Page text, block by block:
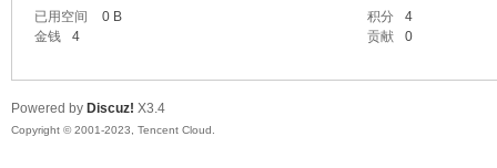
已用空间
0 B 积分
4
金钱
4 贡献 0
Powered by Discuz! X3.4
Copyright © 2001-2023, Tencent Cloud.